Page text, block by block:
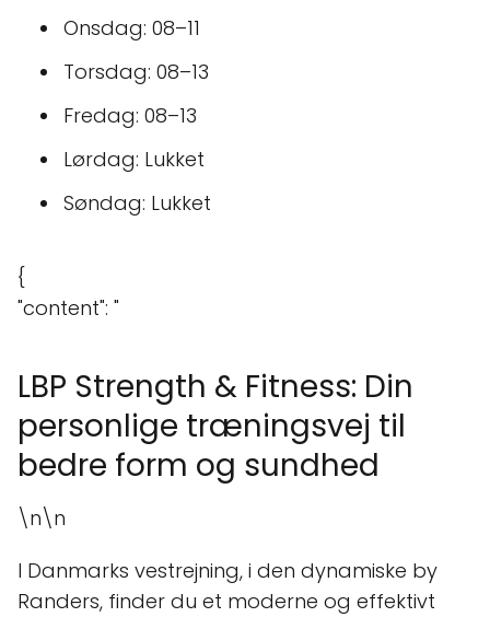
Onsdag: 08–11
Torsdag: 08–13
Fredag: 08–13
Lørdag: Lukket
Søndag: Lukket
{
"content": "
LBP Strength & Fitness: Din
personlige træningsvej til
bedre form og sundhed
\n\n
I Danmarks vestrejning, i den dynamiske by
Randers, finder du et moderne og effektivt